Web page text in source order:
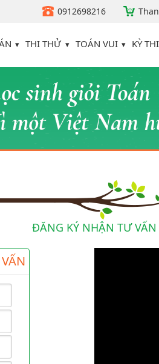
0912698216
THI THỬ TOÁN VUI KỲ THI
ĐĂNG KÝ NHẬN TƯ VẤN